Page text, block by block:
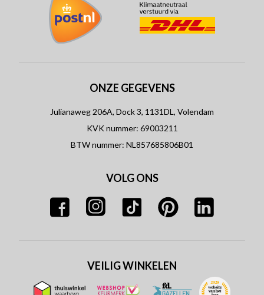
ONZE GEGEVENS
Julianaweg 206A, Dock 3, 1131DL, Volendam
KVK nummer: 69003211
BTW nummer: NL857685806B01
VOLG ONS
VEILIG WINKELEN